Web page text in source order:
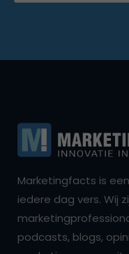
Marketingfacts is
iedere dag vers. Wij
podcasts, blogs,